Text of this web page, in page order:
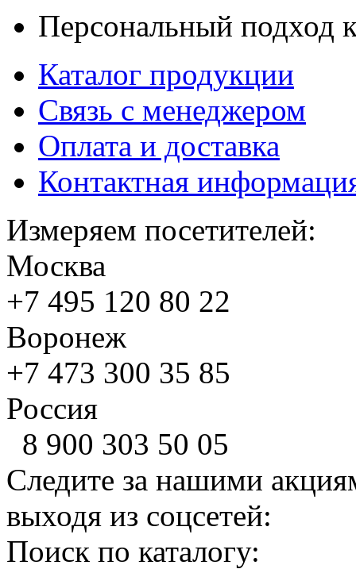
Персональный подход
Каталог продукции
Связь с менеджером
Оплата и доставка
Контактная
Измеряем посетителей:
Москва
+7 495 120 80 22
Воронеж
+7 473 300 35 85
Россия
8 900 303 50 05
Следите за нашими
выходя из соцсетей:
Поиск по каталогу: